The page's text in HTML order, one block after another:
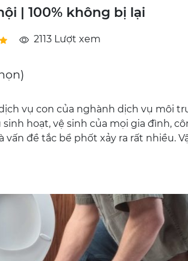
| 100% không bị lại
2113 Lượt xem
vụ con của nghành dịch vụ môi
hoạt, vệ sinh của mọi gia đình,
vấn đề tắc bể phốt xảy ra rất nhiều.